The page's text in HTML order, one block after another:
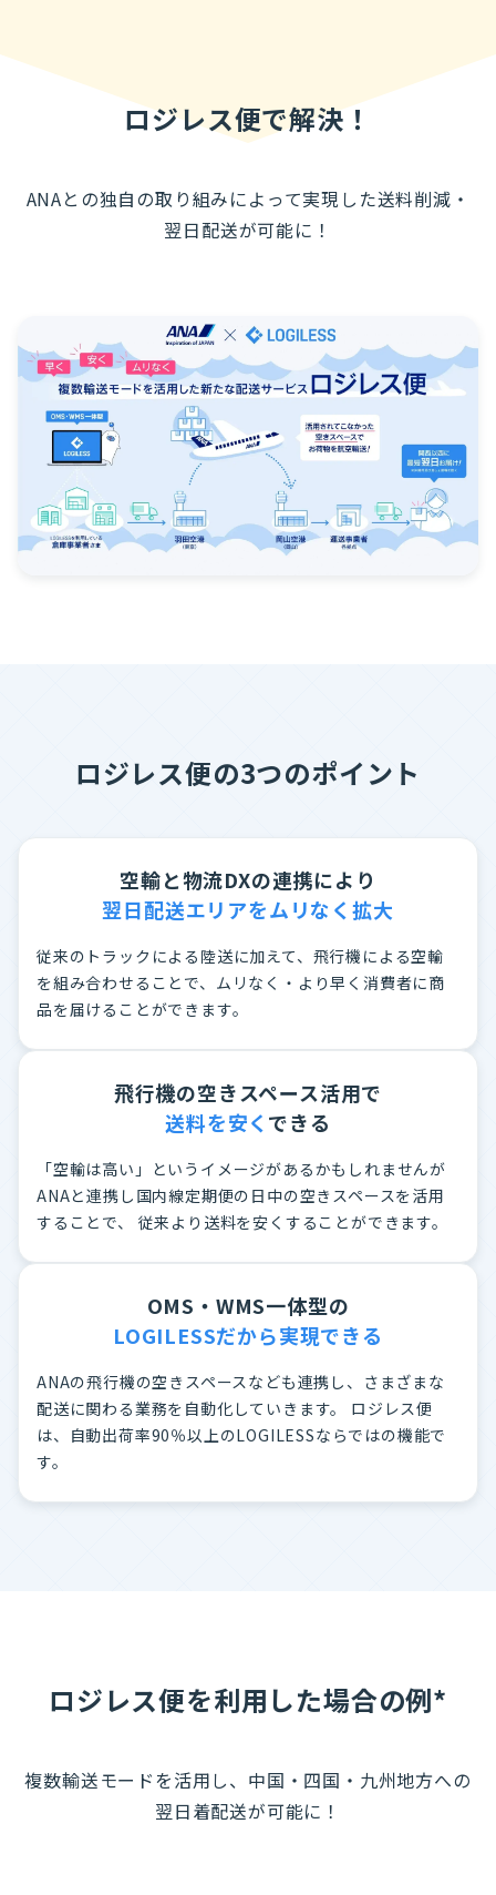
ロジレス便で解決！
ANAとの独自の取り組みによって実現した送料削減・
翌日配送が可能に！
ロジレス便の3つのポイント
空輸と物流DXの連携により
翌日配送エリアをムリなく拡大
従来のトラックによる陸送に加えて、飛行機による空輸
を組み合わせることで、ムリなく・より早く消費者に商
品を届けることができます。
飛行機の空きスペース活用で
送料を安く できる
「空輸は高い」というイメージがあるかもしれませんが
ANAと連携し国内線定期便の日中の空きスペースを活用
することで、 従来より送料を安くすることができます。
OMS・WMS一体型の
LOGILESSだから実現できる
ANAの飛行機の空きスペースなども連携し、さまざまな
配送に関わる業務を自動化していきます。 ロジレス便
は、自動出荷率90％以上のLOGILESSならではの機能で
す。
ロジレス便を利用した場合の例*
複数輸送モードを活用し、中国・四国・九州地方への
翌日着配送が可能に！